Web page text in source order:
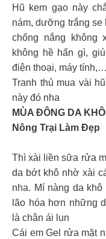
Hũ kem gạo này
nám, dưỡng trắng se
chống nắng
không hề hấn gì,
điện thoại, máy
Tranh thủ mua vài
này đó nha
MÙA ĐÔNG DA
Nông Trại Làm Đẹp
Thì xài liền sữa rửa
da bớt khô nhờ xài
nha. Mí nàng da
lão hóa hơn những
là chân ái lun
Cái em Gel rửa mặt